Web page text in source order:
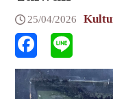
25/04/2026